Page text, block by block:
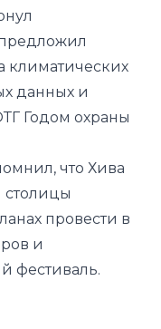
климатических
данных и
Годом охраны
что Хива
столицы
провести в
и
фестиваль.